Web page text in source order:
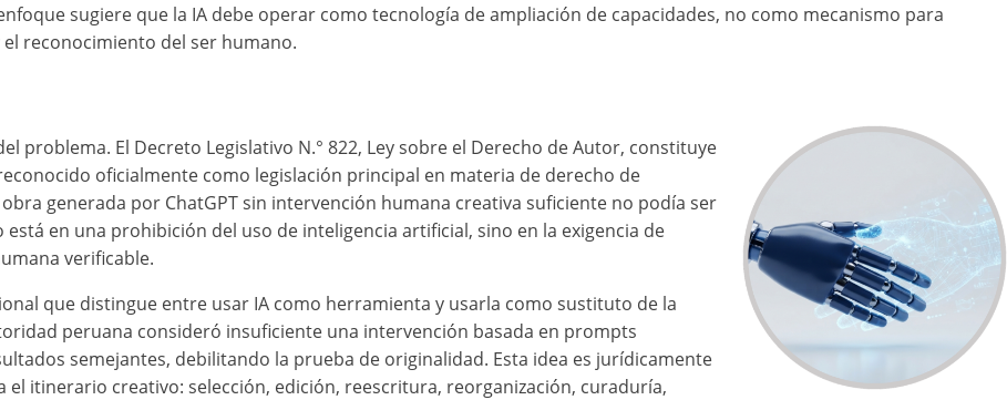
sugiere que la IA debe operar como tecnología de ampliación de capacidades, no como mecanismo para
reconocimiento del ser humano.
problema. El Decreto Legislativo N.° 822, Ley sobre el Derecho de Autor, constituye
oficialmente como legislación principal en materia de derecho de
generada por ChatGPT sin intervención humana creativa suficiente no podía ser
en una prohibición del uso de inteligencia artificial, sino en la exigencia de
verificable.
que distingue entre usar IA como herramienta y usarla como sustituto de la
peruana consideró insuficiente una intervención basada en prompts
semejantes, debilitando la prueba de originalidad. Esta idea es jurídicamente
itinerario creativo: selección, edición, reescritura, reorganización, curaduría,